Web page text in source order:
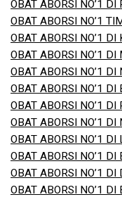
OBAT ABORSI NO’1
OBAT ABORSI NO’1
OBAT ABORSI NO’1
OBAT ABORSI NO’1
OBAT ABORSI NO’1
OBAT ABORSI NO’1
OBAT ABORSI NO’1
OBAT ABORSI NO’1
OBAT ABORSI NO’1
OBAT ABORSI NO’1
OBAT ABORSI NO’1
OBAT ABORSI NO’1